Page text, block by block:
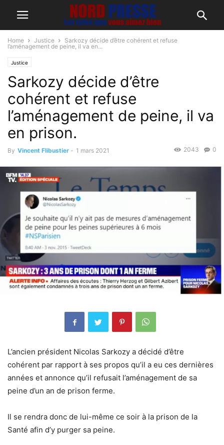
Home Justice
Sarkozy décide d’être cohérent et refuse
l’aménagement de peine, il va en...
Justice
Sarkozy décide d’être
cohérent et refuse
l’aménagement de peine, il va
en prison.
By Vincent Flibustier - 1 mars 2021 0
2043
L’ancien président Nicolas Sarkozy a décidé d’être
cohérent par rapport à ses propos qu’il a eu ces dernières
années et annonce qu’il refusait l’aménagement de sa
peine d’un an de prison ferme.
Il se rendra donc de lui-même ce soir à la prison de la
Santé afin d’y purger sa peine.